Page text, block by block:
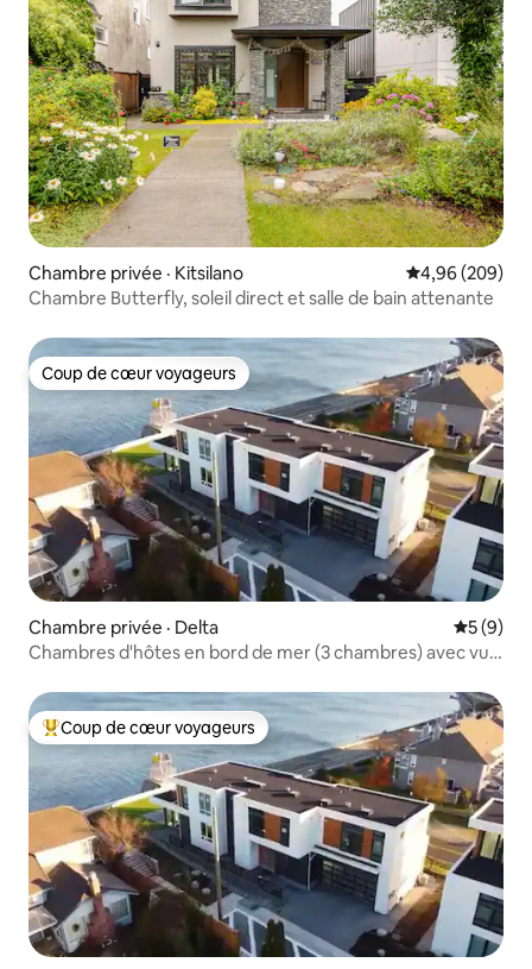
Chambre privée · Kitsilano Note
4,96 (209)
Chambre Butterfly, soleil direct et salle de bain attenante
Coup de cœur voyageurs
Coup de cœur voyageurs
Chambre privée · Delta Note
5 (9)
Chambres d'hôtes en bord de mer (3 chambres) avec vue
Coup de cœur voyageurs parmi les plus aimés
Coup de cœur voyageurs